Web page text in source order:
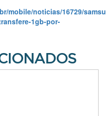
mobile/noticias/16729/
1gb-por-